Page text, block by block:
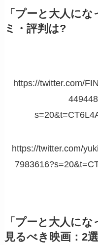
「プーと大人に
ミ・評判は?
https://twitter.com/
https://twitter.com/
「プーと大人に
見るべき映画：2選